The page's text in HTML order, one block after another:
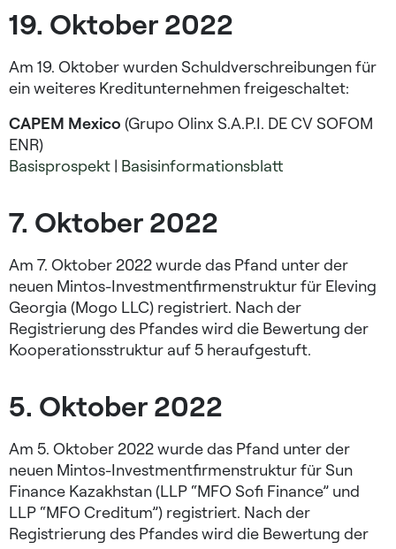
19. Oktober 2022
Am 19. Oktober wurden Schuldverschreibungen für
ein weiteres Kreditunternehmen freigeschaltet:
CAPEM Mexico (Grupo Olinx S.A.P.I. DE CV SOFOM
ENR)
Basisprospekt | Basisinformationsblatt
7. Oktober 2022
Am 7. Oktober 2022 wurde das Pfand unter der
neuen Mintos-Investmentfirmenstruktur für Eleving
Georgia (Mogo LLC) registriert. Nach der
Registrierung des Pfandes wird die Bewertung der
Kooperationsstruktur auf 5 heraufgestuft.
5. Oktober 2022
Am 5. Oktober 2022 wurde das Pfand unter der
neuen Mintos-Investmentfirmenstruktur für Sun
Finance Kazakhstan (LLP “MFO Sofi Finance” und
LLP “MFO Creditum”) registriert. Nach der
Registrierung des Pfandes wird die Bewertung der